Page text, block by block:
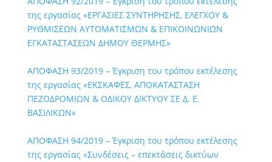
της εργασίας «ΕΡΓΑΣΙΕΣ ΣΥΝΤΗΡΗΣΗΣ, ΕΛΕΓΧΟΥ &
ΡΥΘΜΙΣΕΩΝ ΑΥΤΟΜΑΤΙΣΜΩΝ & ΕΠΙΚΟΙΝΩΝΙΩΝ
ΕΓΚΑΤΑΣΤΑΣΕΩΝ ΔΗΜΟΥ ΘΕΡΜΗΣ»
ΑΠΟΦΑΣΗ 93/2019 – Έγκριση του τρόπου εκτέλεσης
της εργασίας «ΕΚΣΚΑΦEΣ, ΑΠΟΚΑΤΑΣΤΑΣΗ
ΠΕΖΟΔΡΟΜΙΩΝ & ΟΔΙΚΟΥ ΔΙΚΤΥΟΥ ΣΕ Δ. Ε.
ΒΑΣΙΛΙΚΩΝ»
ΑΠΟΦΑΣΗ 94/2019 – Έγκριση του τρόπου εκτέλεσης
της εργασίας «Συνδέσεις – επεκτάσεις δικτύων